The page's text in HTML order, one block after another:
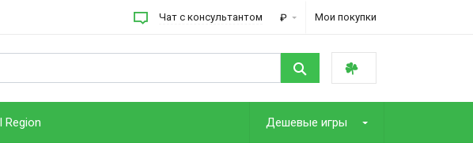
Чат с консультантом ₽ Мои покупки
Region Дешевые игры